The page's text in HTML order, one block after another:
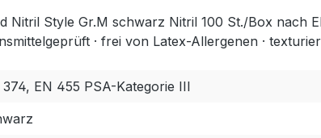
Nitril Style Gr.M schwarz Nitril 100 St./Box nach
· frei von Latex-Allergenen ·
374, EN 455 PSA-Kategorie III